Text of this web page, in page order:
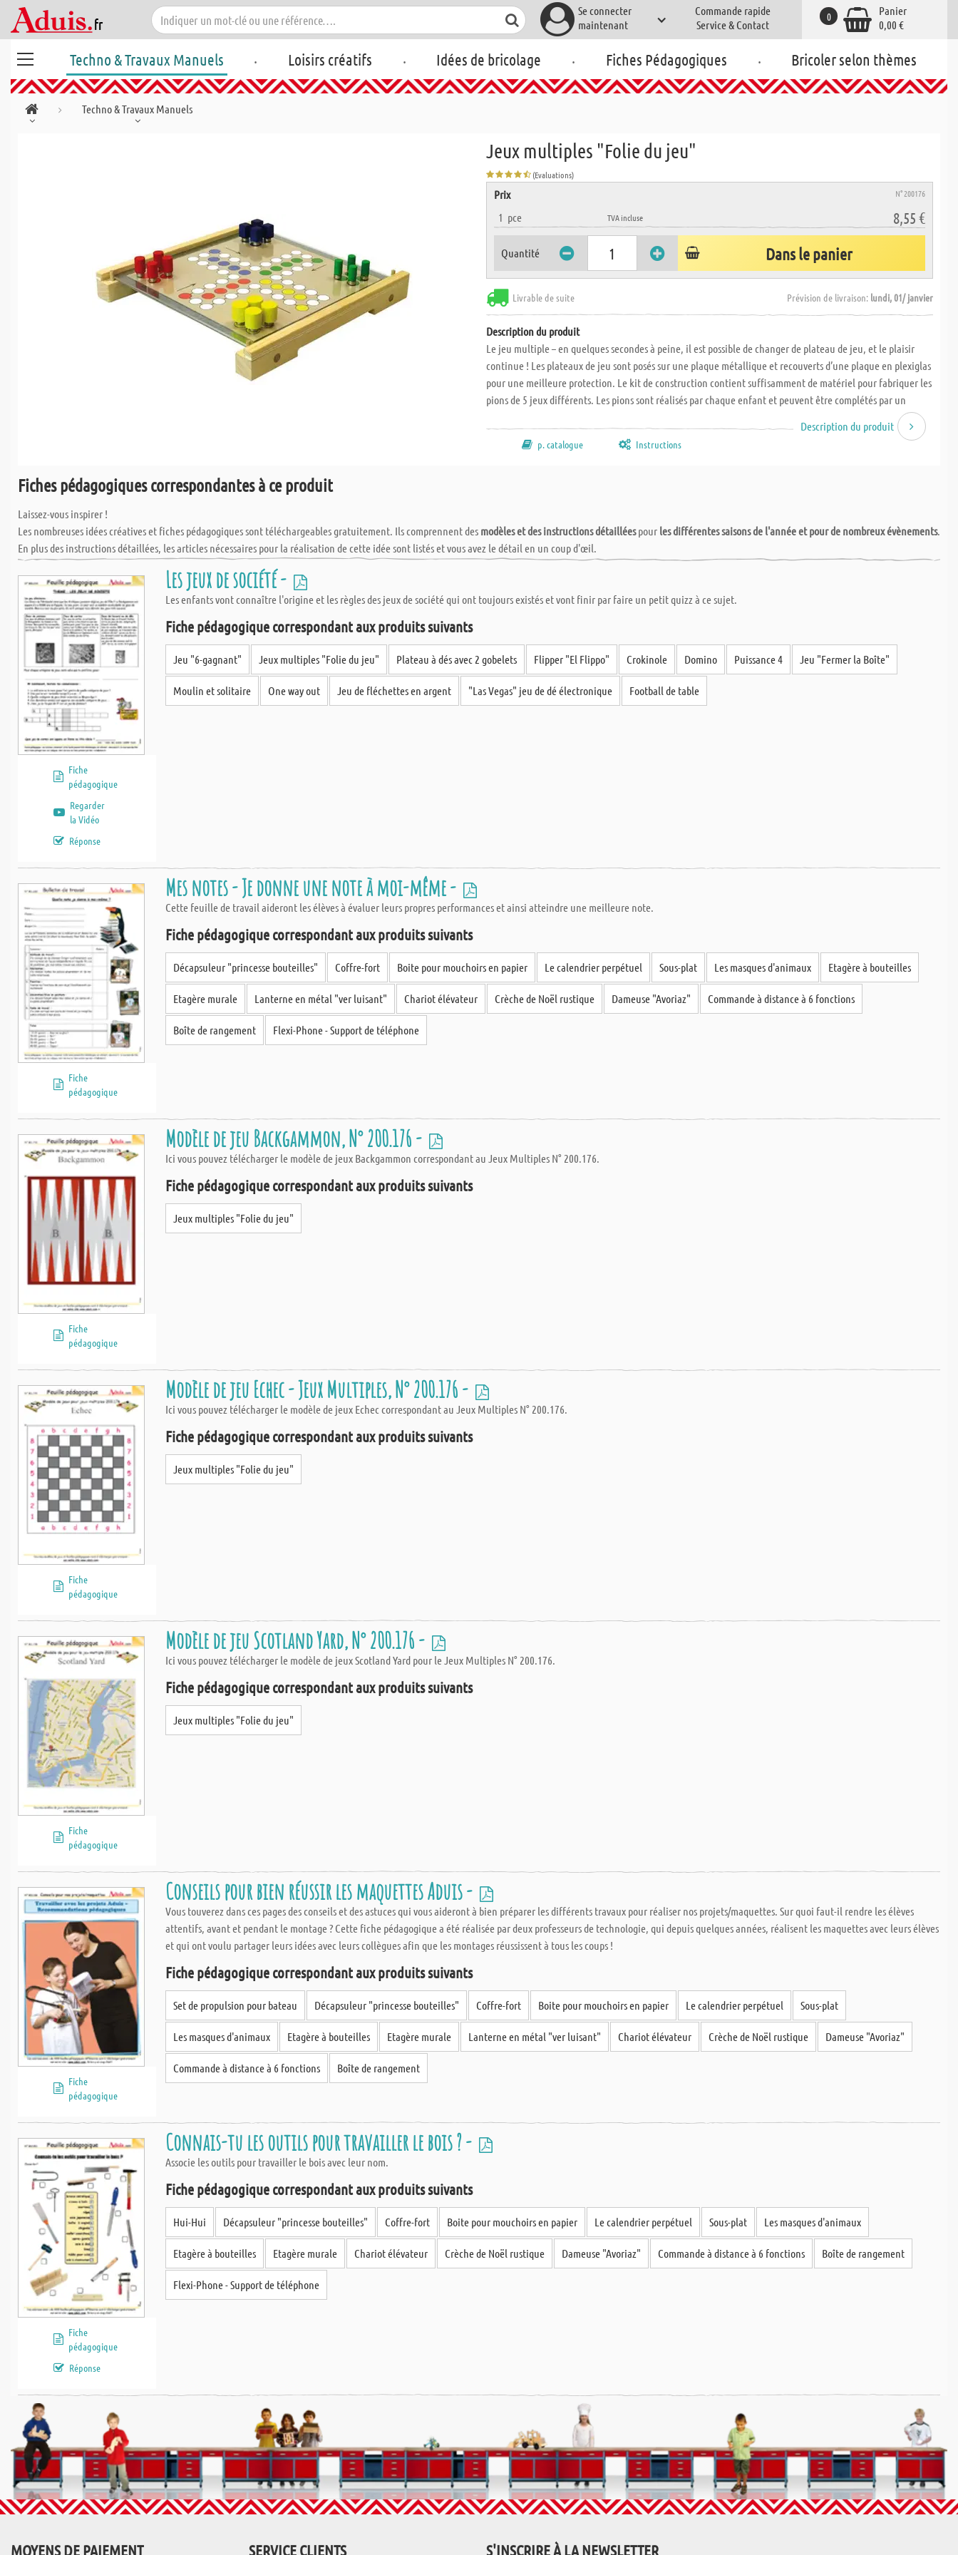
Se connecter
maintenant
Commande rapide
Service & Contact
Panier
0,00 €
0
Techno & Travaux Manuels . Loisirs créatifs . Idées de bricolage . Fiches Pédagogiques . Bricoler selon thèmes
Techno & Travaux Manuels
Jeux multiples "Folie du jeu"
(Evaluations)
Prix N° 200176
1 pce TVA incluse 8,55 €
Quantité Dans le panier
Livrable de suite Prévision de livraison: lundi, 01/ janvier
Description du produit
Le jeu multiple – en quelques secondes à peine, il est possible de changer de plateau de jeu, et le plaisir
continue ! Les plateaux de jeu sont posés sur une plaque métallique et recouverts d’une plaque en plexiglas
pour une meilleure protection. Le kit de construction contient suffisamment de matériel pour fabriquer les
pions de 5 jeux différents. Les pions sont réalisés par chaque enfant et peuvent être complétés par un
aimant. Ainsi ils tiendront mieux sur la surface de jeu. Les modèles de jeux pour le "moulin" et le "t'en fais
pas" sont joints. D'autres modèles peuvent être téléchargés gratuitement sur notre site Internet.
Dimensions L x l x H : env. 225 x 220 x 45 mm. A partir du CM1, 5 - 9 heures. Les aimants sont à commander
Description du produit
p. catalogue Instructions
Fiches pédagogiques correspondantes à ce produit
Laissez-vous inspirer !
Les nombreuses idées créatives et fiches pédagogiques sont téléchargeables gratuitement. Ils comprennent des modèles et des instructions détailléespour les différentes saisons de l'année et pour de nombreux évènements.
En plus des instructions détaillées, les articles nécessaires pour la réalisation de cette idée sont listés et vous avez le détail en un coup d'œil.
Le service à la Découpe chez Aduis couvre tous les matériaux courants, tels que les planches, les lattes de bois et les plaque de métal. Aduis vous offre un service spécial par lequel vous pouvez demander à ce que l'on vous
découpe vos matériaux sur mesure, en fonction de l'utilisation pour vos cours de technologie mais également pour vos loisirs. Et ce afin de vous éviter de perdre du temps à aller dans une menuiserie !
Tous les matériaux, peuvent être découpés à la longueur souhaitée, sans toutefois dépasser les 100 x 50 cm maximum, et ce pour une question d'emballage et d'expédition. Nous découpons le bois et le métal avec précision.
IL faut toutefois calculer avec une marge de tolérence de +/- 1 mm.
Ce qui nous distingue et qui nous tient particulièrement à cœur, c'est la livraison rapide de vos articles découpées sur mesure. Les commandes passées directement sur le site internet, sont expédiées, à 80% le jour même, et
ce sans supplément de coût. Chaque découpe est étiquettée séparément de sorte qu'à la réception de votre colis, vous savez immédiatement quelle découpe correspond à votre commande.
Fiche
pédagogique
Regarder
la Vidéo
Réponse
Les jeux de société -
Les enfants vont connaître l'origine et les règles des jeux de société qui ont toujours existés et vont finir par faire un petit quizz à ce sujet.
Fiche pédagogique correspondant aux produits suivants
Jeu "6-gagnant" Jeux multiples "Folie du jeu" Plateau à dés avec 2 gobelets Flipper "El Flippo" Crokinole Domino Puissance 4 Jeu "Fermer la Boîte"
Moulin et solitaire One way out Jeu de fléchettes en argent "Las Vegas" jeu de dé électronique Football de table
Fiche
pédagogique
Mes notes - Je donne une note à moi-même -
Cette feuille de travail aideront les élèves à évaluer leurs propres performances et ainsi atteindre une meilleure note.
Fiche pédagogique correspondant aux produits suivants
Décapsuleur "princesse bouteilles" Coffre-fort Boite pour mouchoirs en papier Le calendrier perpétuel Sous-plat Les masques d'animaux Etagère à bouteilles
Etagère murale Lanterne en métal "ver luisant" Chariot élévateur Crèche de Noël rustique Dameuse "Avoriaz" Commande à distance à 6 fonctions
Boîte de rangement Flexi-Phone - Support de téléphone
Fiche
pédagogique
Modèle de jeu Backgammon, N° 200.176 -
Ici vous pouvez télécharger le modèle de jeux Backgammon correspondant au Jeux Multiples N° 200.176.
Fiche pédagogique correspondant aux produits suivants
Jeux multiples "Folie du jeu"
Fiche
pédagogique
Modèle de jeu Echec - Jeux Multiples, N° 200.176 -
Ici vous pouvez télécharger le modèle de jeux Echec correspondant au Jeux Multiples N° 200.176.
Fiche pédagogique correspondant aux produits suivants
Jeux multiples "Folie du jeu"
Fiche
pédagogique
Modèle de jeu Scotland Yard, N° 200.176 -
Ici vous pouvez télécharger le modèle de jeux Scotland Yard pour le Jeux Multiples N° 200.176.
Fiche pédagogique correspondant aux produits suivants
Jeux multiples "Folie du jeu"
Fiche
pédagogique
Conseils pour bien réussir les maquettes Aduis -
Vous touverez dans ces pages des conseils et des astuces qui vous aideront à bien préparer les différents travaux pour réaliser nos projets/maquettes. Sur quoi faut-il rendre les élèves
attentifs, avant et pendant le montage ? Cette fiche pédagogique a été réalisée par deux professeurs de technologie, qui depuis quelques années, réalisent les maquettes avec leurs élèves
et qui ont voulu partager leurs idées avec leurs collègues afin que les montages réussissent à tous les coups !
Fiche pédagogique correspondant aux produits suivants
Set de propulsion pour bateau Décapsuleur "princesse bouteilles" Coffre-fort Boite pour mouchoirs en papier Le calendrier perpétuel Sous-plat
Les masques d'animaux Etagère à bouteilles Etagère murale Lanterne en métal "ver luisant" Chariot élévateur Crèche de Noël rustique Dameuse "Avoriaz"
Commande à distance à 6 fonctions Boîte de rangement
Fiche
pédagogique
Réponse
Connais-tu les outils pour travailler le bois ? -
Associe les outils pour travailler le bois avec leur nom.
Fiche pédagogique correspondant aux produits suivants
Hui-Hui Décapsuleur "princesse bouteilles" Coffre-fort Boite pour mouchoirs en papier Le calendrier perpétuel Sous-plat Les masques d'animaux
Etagère à bouteilles Etagère murale Chariot élévateur Crèche de Noël rustique Dameuse "Avoriaz" Commande à distance à 6 fonctions Boîte de rangement
Flexi-Phone - Support de téléphone
MOYENS DE PAIEMENT SERVICE CLIENTS S'INSCRIRE À LA NEWSLETTER